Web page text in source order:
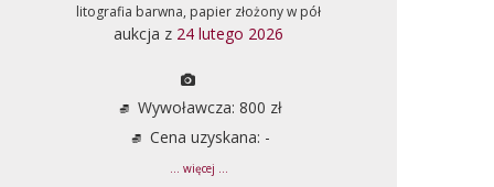
litografia barwna, papier złożony w pół
aukcja z 24 lutego 2026
Wywoławcza: 800 zł
Cena uzyskana: -
... więcej ...